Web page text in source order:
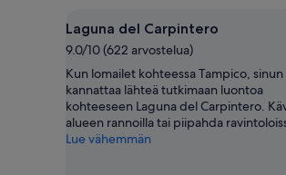
Laguna del Carpintero
9.0/10 (622 arvostelua)
Kun lomailet kohteessa Tampico, sinun
kannattaa lähteä tutkimaan luontoa
kohteeseen Laguna del Carpintero.
alueen rannoilla tai piipahda
Lue vähemmän